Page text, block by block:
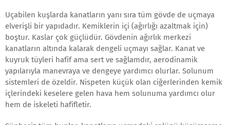
Uçabilen kuşlarda kanatların yanı sıra tüm gövde de uçmaya
elverişli bir yapıdadır. Kemiklerin içi (ağırlığı azaltmak için)
boştur. Kaslar çok güçlüdür. Gövdenin ağırlık merkezi
kanatların altında kalarak dengeli uçmayı sağlar. Kanat ve
kuyruk tüyleri hafif ama sert ve sağlamdır, aerodinamik
yapılarıyla manevraya ve dengeye yardımcı olurlar. Solunum
sistemleri de özeldir. Nispeten küçük olan ciğerlerinden kemik
içlerindeki keselere gelen hava hem solunuma yardımcı olur
hem de iskeleti hafifletir.